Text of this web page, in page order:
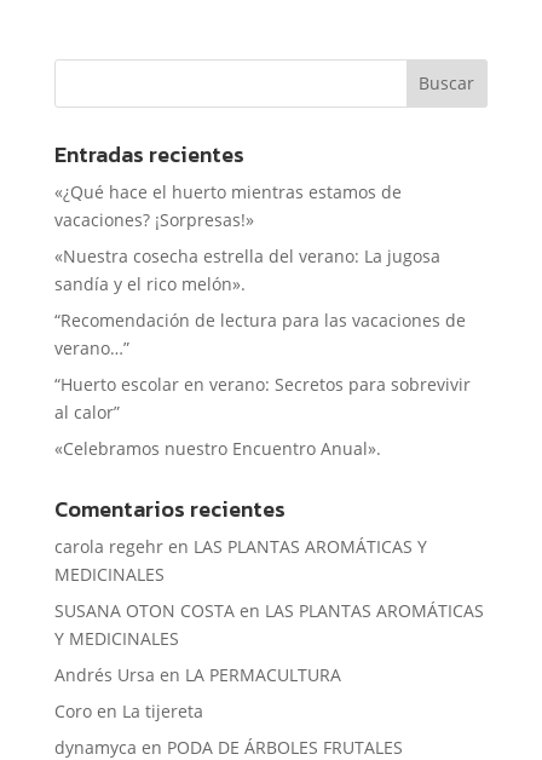
Entradas recientes
«¿Qué hace el huerto mientras estamos de
vacaciones? ¡Sorpresas!»
«Nuestra cosecha estrella del verano: La jugosa
sandía y el rico melón».
“Recomendación de lectura para las vacaciones de
verano…”
“Huerto escolar en verano: Secretos para sobrevivir
al calor”
«Celebramos nuestro Encuentro Anual».
Comentarios recientes
carola regehren LAS PLANTAS AROMÁTICAS Y
MEDICINALES
SUSANA OTON COSTAen LAS PLANTAS AROMÁTICAS
Y MEDICINALES
Andrés Ursa en LA PERMACULTURA
Coroen La tijereta
dynamyca en PODA DE ÁRBOLES FRUTALES